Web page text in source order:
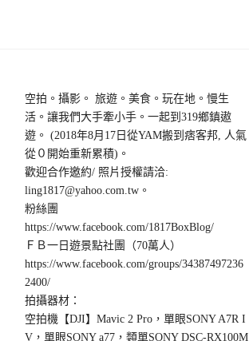
空拍。攝影。 旅遊。美食。玩在地。慢生
活。讓我們大手牽小手。一起到319鄉鎮遨
遊。 (2018年8月17日從YAM搬到痞客邦, 人氣
從０開始重新累積)。
歡迎合作邀約/ 照片授權請洽:
ling1817@yahoo.com.tw 。
粉絲團
https://www.facebook.com/1817BoxBlog/
ＦＢ一日遊景點社團（70萬人）
https://www.facebook.com/groups/34387497236
2400/
拍攝器材：
空拍機【DJI】Mavic 2 Pro，單眼SONY A7R I
V，單眼SONY a77，類單SONY DSC-RX100M